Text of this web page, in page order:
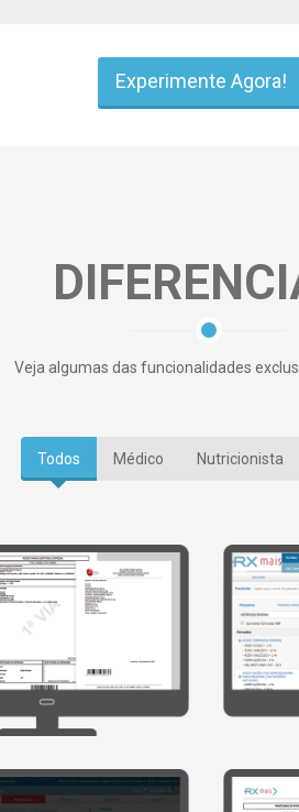
Experimente Agora!
Veja algumas das funcionalidades
Todos Médico Nutricionista